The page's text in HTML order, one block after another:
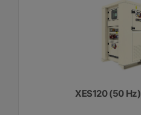
XES120 (50 Hz)